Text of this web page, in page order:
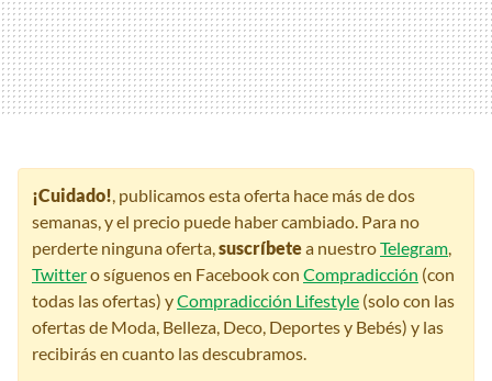
¡Cuidado!, publicamos esta oferta hace más de dos
semanas, y el precio puede haber cambiado. Para no
perderte ninguna oferta,suscríbetea nuestroTelegram,
Twittero síguenos en Facebook con Compradicción (con
todas las ofertas) yCompradicción Lifestyle (solo con las
ofertas de Moda, Belleza, Deco, Deportes y Bebés) y las
recibirás en cuanto las descubramos.